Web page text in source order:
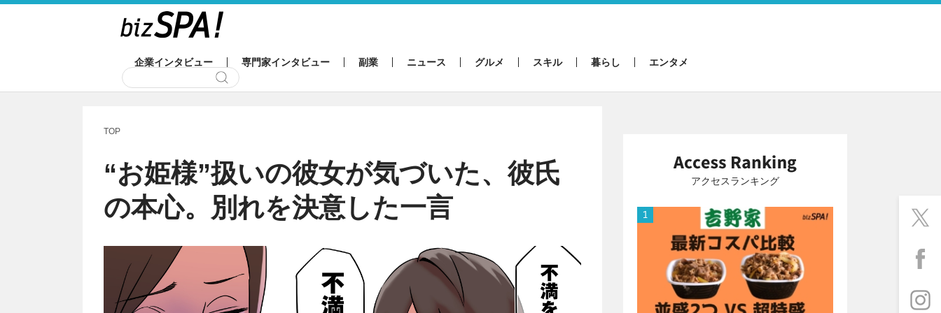
企業インタビュー 専門家インタビュー 副業 ニュース グルメ スキル 暮らし エンタメ
TOP
“お姫様”扱いの彼女が気づいた、彼氏
の本心。別れを決意した一言
アクセスランキング